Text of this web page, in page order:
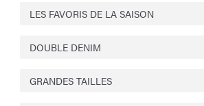
LES FAVORIS DE LA SAISON
DOUBLE DENIM
GRANDES TAILLES